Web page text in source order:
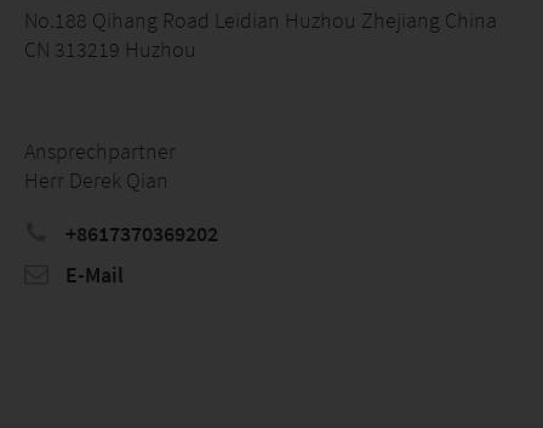
No.188 Qihang Road Leidian Huzhou Zhejiang China
CN 313219 Huzhou
Ansprechpartner
Herr Derek Qian
+8617370369202
E-Mail